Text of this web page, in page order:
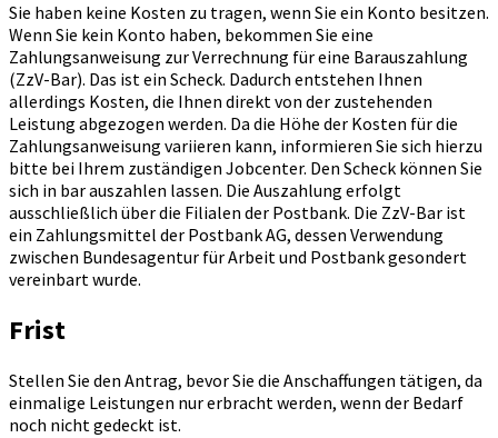
Sie haben keine Kosten zu tragen, wenn Sie ein Konto besitzen.
Wenn Sie kein Konto haben, bekommen Sie eine
Zahlungsanweisung zur Verrechnung für eine Barauszahlung
(ZzV-Bar). Das ist ein Scheck. Dadurch entstehen Ihnen
allerdings Kosten, die Ihnen direkt von der zustehenden
Leistung abgezogen werden. Da die Höhe der Kosten für die
Zahlungsanweisung variieren kann, informieren Sie sich hierzu
bitte bei Ihrem zuständigen Jobcenter. Den Scheck können Sie
sich in bar auszahlen lassen. Die Auszahlung erfolgt
ausschließlich über die Filialen der Postbank. Die ZzV-Bar ist
ein Zahlungsmittel der Postbank AG, dessen Verwendung
zwischen Bundesagentur für Arbeit und Postbank gesondert
vereinbart wurde.
Frist
Stellen Sie den Antrag, bevor Sie die Anschaffungen tätigen, da
einmalige Leistungen nur erbracht werden, wenn der Bedarf
noch nicht gedeckt ist.